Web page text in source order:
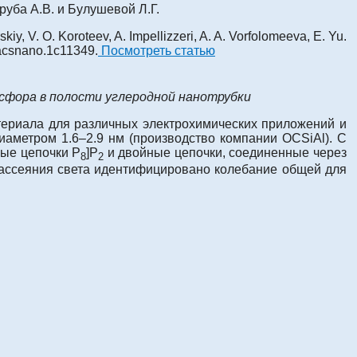
А.В. и Булушевой Л.Г.
V. O. Koroteev, A. Impellizzeri, A. A. Vorfolomeeva, E. Yu.
Посмотреть статью
в полости углеродной нанотрубки
для различных электрохимических приложений и
1.6–2.9 нм (производство компании OCSiAl). С
цепочки P8]P2 и двойные цепочки, соединенные через
света идентифицировано колебание общей для